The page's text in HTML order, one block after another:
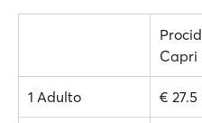
Capri
1 Adulto € 27.5